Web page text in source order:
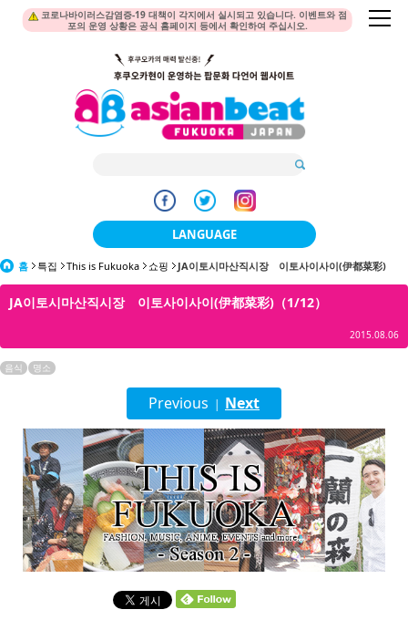
코로나바이러스감염증-19 대책이 각지에서 실시되고 있습니다. 이벤트와 점
포의 운영 상황은 공식 홈페이지 등에서 확인하여 주십시오.
LANGUAGE
日本語
한국어
English
ภาษาไทย
tiéng Viêt
Bahasa Indonesia
홈 특집 This is Fukuoka 쇼핑 JA이토시마산직시장 이토사이사이(伊都菜彩)
JA이토시마산직시장 이토사이사이(伊都菜彩)（1/12）
2015.08.06
음식 명소
Previous | Next